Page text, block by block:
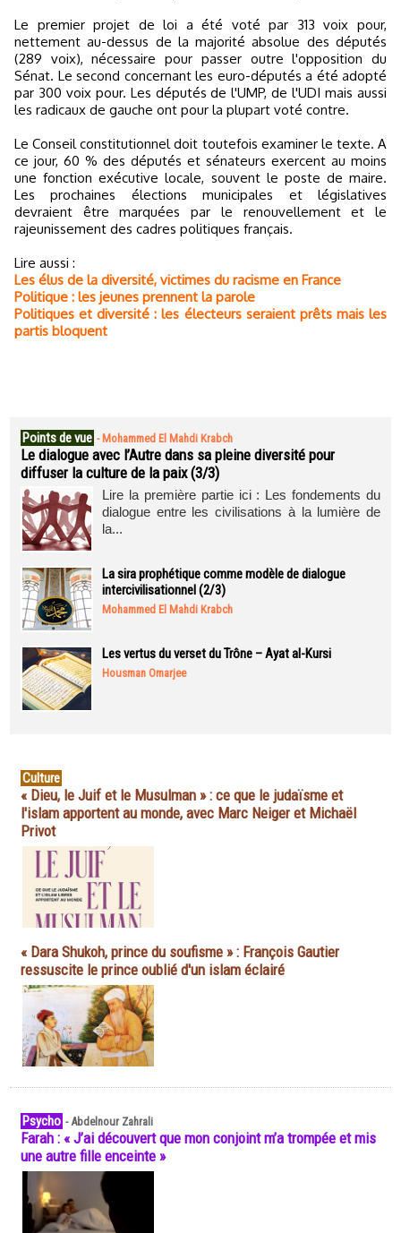
Le premier projet de loi a été voté par 313 voix pour,
nettement au-dessus de la majorité absolue des députés
(289 voix), nécessaire pour passer outre l'opposition du
Sénat. Le second concernant les euro-députés a été adopté
par 300 voix pour. Les députés de l'UMP, de l'UDI mais aussi
les radicaux de gauche ont pour la plupart voté contre.
Le Conseil constitutionnel doit toutefois examiner le texte. A
ce jour, 60 % des députés et sénateurs exercent au moins
une fonction exécutive locale, souvent le poste de maire.
Les prochaines élections municipales et législatives
devraient être marquées par le renouvellement et le
rajeunissement des cadres politiques français.
Lire aussi :
Les élus de la diversité, victimes du racisme en France
Politique : les jeunes prennent la parole
Politiques et diversité : les électeurs seraient prêts mais les
partis bloquent
Points de vue - Mohammed El Mahdi Krabch
Le dialogue avec l’Autre dans sa pleine diversité pour
diffuser la culture de la paix (3/3)
Lire la première partie ici : Les fondements du
dialogue entre les civilisations à la lumière de
la...
La sira prophétique comme modèle de dialogue
intercivilisationnel (2/3)
Mohammed El Mahdi Krabch
Les vertus du verset du Trône – Ayat al-Kursi
Housman Omarjee
Culture
« Dieu, le Juif et le Musulman » : ce que le judaïsme et
l'islam apportent au monde, avec Marc Neiger et Michaël
Privot
« Dara Shukoh, prince du soufisme » : François Gautier
ressuscite le prince oublié d'un islam éclairé
Psycho -Abdelnour Zahrali
Farah : « J’ai découvert que mon conjoint m’a trompée et mis
une autre fille enceinte »